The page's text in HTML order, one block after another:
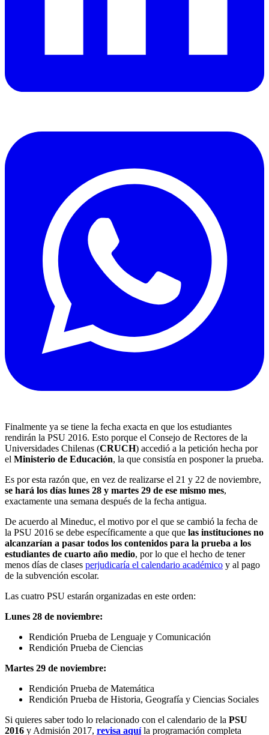
Finalmente ya se tiene la fecha exacta en que los estudiantes
rendirán la PSU 2016. Esto porque el Consejo de Rectores de la
Universidades Chilenas (CRUCH) accedió a la petición hecha por
el Ministerio de Educación, la que consistía en posponer la prueba.
Es por esta razón que, en vez de realizarse el 21 y 22 de noviembre,
se hará los días lunes 28 y martes 29 de ese mismo mes,
exactamente una semana después de la fecha antigua.
De acuerdo al Mineduc, el motivo por el que se cambió la fecha de
la PSU 2016 se debe específicamente a que que las instituciones no
alcanzarían a pasar todos los contenidos para la prueba a los
estudiantes de cuarto año medio, por lo que el hecho de tener
menos días de clases perjudicaría el calendario académico y al pago
de la subvención escolar.
Las cuatro PSU estarán organizadas en este orden:
Lunes 28 de noviembre:
Rendición Prueba de Lenguaje y Comunicación
Rendición Prueba de Ciencias
Martes 29 de noviembre:
Rendición Prueba de Matemática
Rendición Prueba de Historia, Geografía y Ciencias Sociales
Si quieres saber todo lo relacionado con el calendario de la PSU
2016 y Admisión 2017, revisa aquíla programación completa